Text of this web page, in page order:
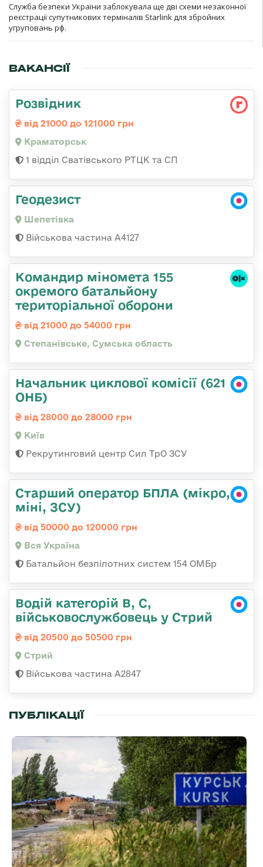
Служба безпеки України заблокувала ще дві схеми незаконної
реєстрації супутникових терміналів Starlink для збройних
угруповань рф.
ВАКАНСІЇ
Розвідник
від 21000 до 121000 грн
Краматорськ
1 відділ Сватівського РТЦК та СП
Геодезист
Шепетівка
Військова частина А4127
Командир міномета 155
окремого батальйону
територіальної оборони
від 21000 до 54000 грн
Степанівське, Сумська область
Начальник циклової комісії (621
ОНБ)
від 28000 до 28000 грн
Київ
Рекрутинговий центр Сил ТрО ЗСУ
Старший оператор БПЛА (мікро,
міні, ЗСУ)
від 50000 до 120000 грн
Вся Україна
Батальйон безпілотних систем 154 ОМБр
Водій категорій B, C,
військовослужбовець у Стрий
від 20500 до 50500 грн
Стрий
Військова частина А2847
ПУБЛІКАЦІЇ